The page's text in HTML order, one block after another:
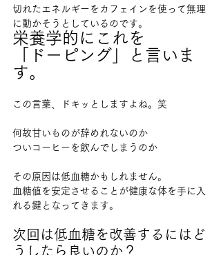
切れたエネルギーをカフェインを使って無理
に動かそうとしているのです。
栄養学的にこれを
「ドーピング」と言いま
す。
この言葉、ドキッとしますよね。笑
何故甘いものが辞めれないのか
ついコーヒーを飲んでしまうのか
その原因は低血糖かもしれません。
血糖値を安定させることが健康な体を手に入
れる鍵となってきます。
次回は低血糖を改善するにはど
うしたら良いのか？